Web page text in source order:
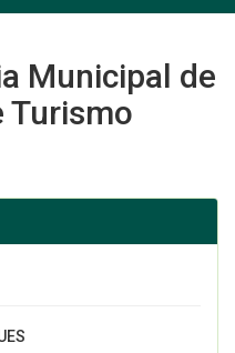
Municipal de
Turismo